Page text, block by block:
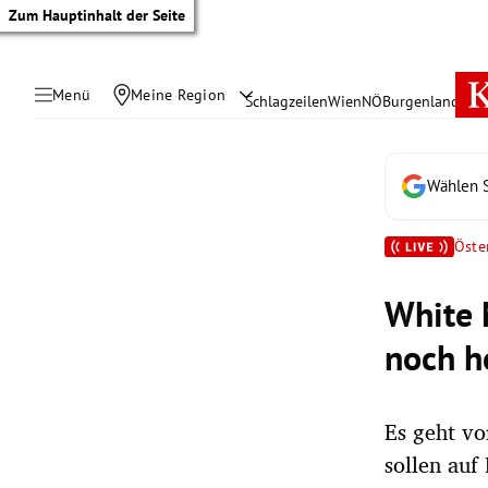
Zum Hauptinhalt der Seite
Menü Meine Region SchlagzeilenWienNÖBurgenland
Wählen
White
noch
Es geht
sollen auf